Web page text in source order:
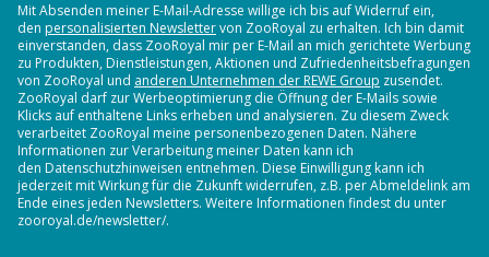
Mit Absenden meiner E-Mail-Adresse willige ich bis auf Widerruf ein,
den personalisierten Newslettervon ZooRoyal zu erhalten. Ich bin damit
einverstanden, dass ZooRoyal mir per E-Mail an mich gerichtete Werbung
zu Produkten, Dienstleistungen, Aktionen und Zufriedenheitsbefragungen
von ZooRoyal und anderen Unternehmen der REWE Group zusendet.
ZooRoyal darf zur Werbeoptimierung die Öffnung der E-Mails sowie
Klicks auf enthaltene Links erheben und analysieren. Zu diesem Zweck
verarbeitet ZooRoyal meine personenbezogenen Daten. Nähere
Informationen zur Verarbeitung meiner Daten kann ich
den Datenschutzhinweisen entnehmen. Diese Einwilligung kann ich
jederzeit mit Wirkung für die Zukunft widerrufen, z.B. per Abmeldelink am
Ende eines jeden Newsletters. Weitere Informationen findest du unter
zooroyal.de/newsletter/.